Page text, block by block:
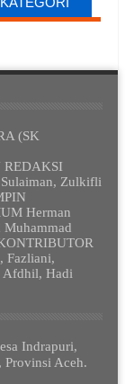
(SK
REDAKSI
Zulkifli
Herman
Muhammad
Fazliani,
Afdhil, Hadi
Indrapuri,
Provinsi Aceh.